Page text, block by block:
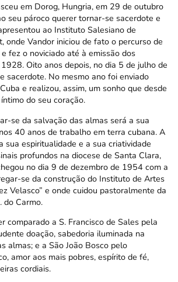
em Dorog, Hungria, em 29 de outubro
seu pároco querer tornar-se sacerdote e
ao Instituto Salesiano de
onde Vandor iniciou de fato o percurso de
fez o noviciado até à emissão dos
Oito anos depois, no dia 5 de julho de
sacerdote. No mesmo ano foi enviado
e realizou, assim, um sonho que desde
do seu coração.
se da salvação das almas será a sua
40 anos de trabalho em terra cubana. A
sua espiritualidade e a sua criatividade
profundos na diocese de Santa Clara,
no dia 9 de dezembro de 1954 com a
se da construção do Instituto de Artes
Velasco” e onde cuidou pastoralmente da
do Carmo.
comparado a S. Francisco de Sales pela
doação, sabedoria iluminada na
almas; e a São João Bosco pelo
amor aos mais pobres, espírito de fé,
cordiais.